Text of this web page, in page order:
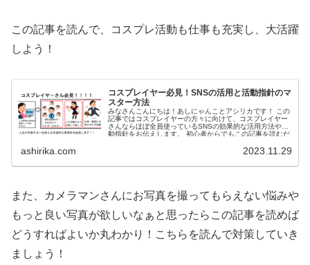
この記事を読んで、コスプレ活動も仕事も充実し、 大活躍
しよう！
コスプレイヤー必見！SNSの活用と活動指針のマ
スター方法
みなさんこんにちは！あしにゃんことアシリカです！ この
記事ではコスプレイヤーの方々に向けて、コスプレイヤー
さんならほぼ全員使っているSNSの効果的な活用方法や活
動指針をお伝えします。 初心者からでもこの記事を読むだ
ashirika.com 2023.11.29
また、カメラマンさんにお写真を撮ってもらえない悩みや
もっと良い写真が欲しいなぁと思ったらこの記事を読めば
どうすればよいか丸わかり！こちらを読んで対策していき
ましょう！